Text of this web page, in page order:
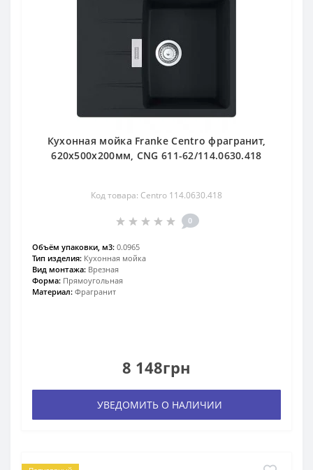
Кухонная мойка Franke Centro фрагранит,
620х500х200мм, CNG 611-62/114.0630.418
Код товара: Centro 114.0630.418
0
Объём упаковки, м3: 0.0965
Тип изделия: Кухонная мойка
Вид монтажа: Врезная
Форма: Прямоугольная
Материал: Фрагранит
8 148грн
УВЕДОМИТЬ О НАЛИЧИИ